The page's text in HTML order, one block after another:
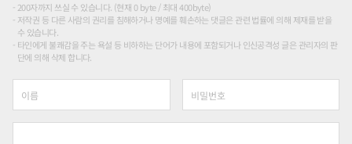
200자까지 쓰실 수 있습니다. (현재 0 byte / 최대 400byte)
저작권 등 다른 사람의 권리를 침해하거나 명예를 훼손하는 댓글은 관련 법률에 의해 제재를 받을
수 있습니다.
타인에게 불쾌감을 주는 욕설 등 비하하는 단어가 내용에 포함되거나 인신공격성 글은 관리자의 판
단에 의해 삭제 합니다.